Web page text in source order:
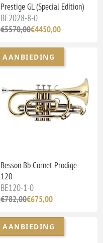
Prestige GL (Special Edition)
BE2028-8-0
€5570,00€4450,00
AANBIEDING
Besson Bb Cornet Prodige
120
BE120-1-0
€782,00€675,00
AANBIEDING